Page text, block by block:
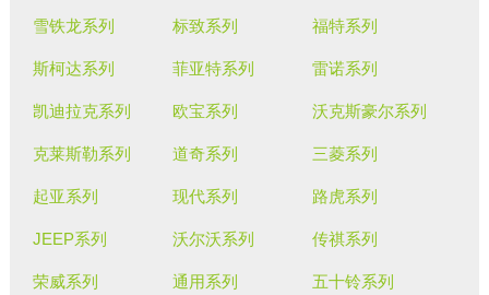
雪铁龙系列 标致系列 福特系列
斯柯达系列 菲亚特系列 雷诺系列
凯迪拉克系列 欧宝系列 沃克斯豪尔系列
克莱斯勒系列 道奇系列 三菱系列
起亚系列 现代系列 路虎系列
JEEP系列 沃尔沃系列 传祺系列
荣威系列 通用系列 五十铃系列